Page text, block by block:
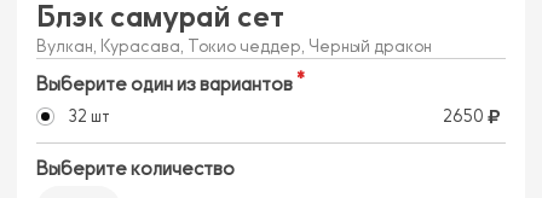
Блэк самурай сет
Вулкан, Курасава, Токио чеддер, Черный дракон
Выберите один из вариантов
32 шт 2650
Выберите количество